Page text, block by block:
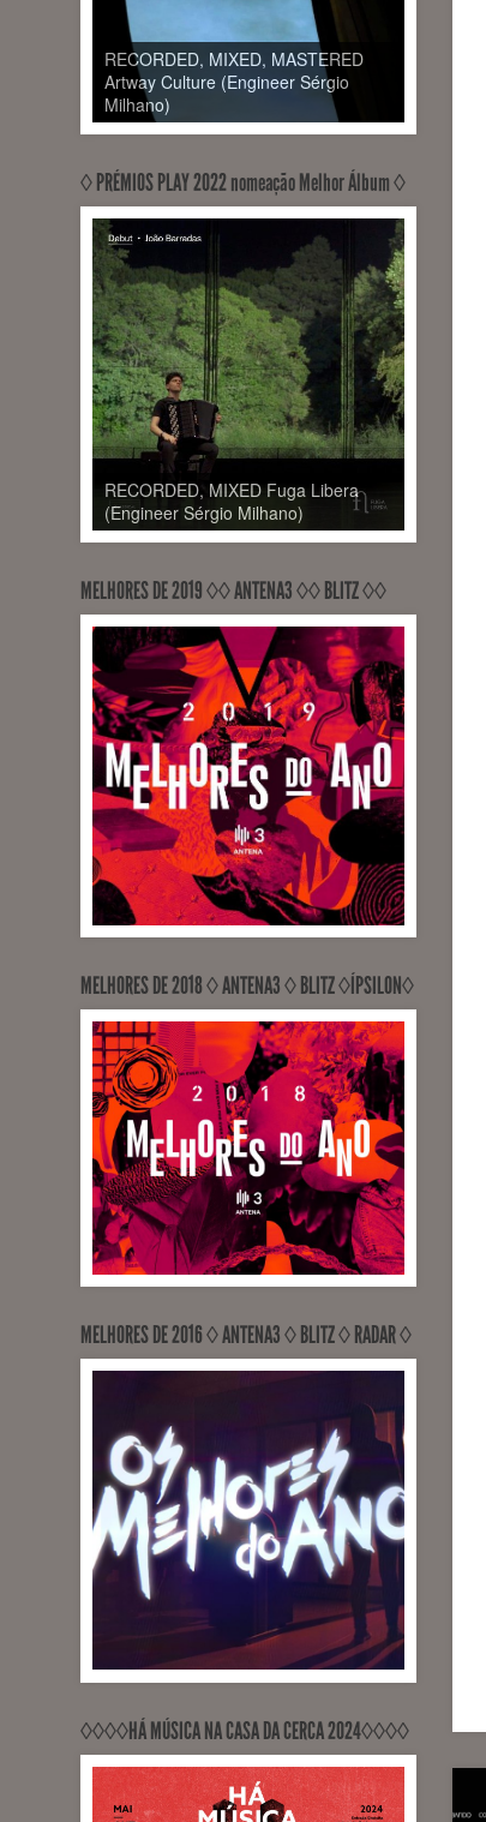
RECORDED, MIXED, MASTERED
Artway Culture (Engineer Sérgio
Milhano)
◊ PRÉMIOS PLAY 2022 nomeação Melhor Álbum ◊
RECORDED, MIXED Fuga Libera
(Engineer Sérgio Milhano)
MELHORES DE 2019 ◊◊ ANTENA3 ◊◊ BLITZ ◊◊
MELHORES DE 2018 ◊ ANTENA3 ◊ BLITZ ◊ÍPSILON◊
MELHORES DE 2016 ◊ ANTENA3 ◊ BLITZ ◊ RADAR ◊
RECORDED, MIXED, RELEASED
PontoZurca (Engineer Sérgio
◊◊◊◊HÁ MÚSICA NA CASA DA CERCA 2024◊◊◊◊